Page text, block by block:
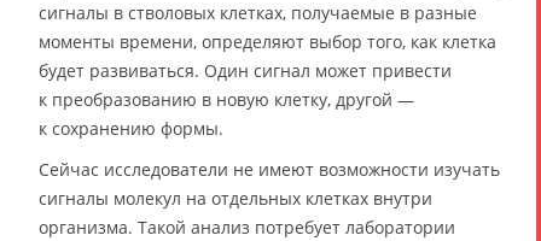
сигналы в стволовых клетках, получаемые в разные
моменты времени, определяют выбор того, как клетка
будет развиваться. Один сигнал может привести
к преобразованию в новую клетку, другой —
к сохранению формы.
Сейчас исследователи не имеют возможности изучать
сигналы молекул на отдельных клетках внутри
организма. Такой анализ потребует лаборатории